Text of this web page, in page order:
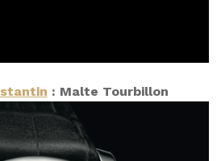
: Malte Tourbillon